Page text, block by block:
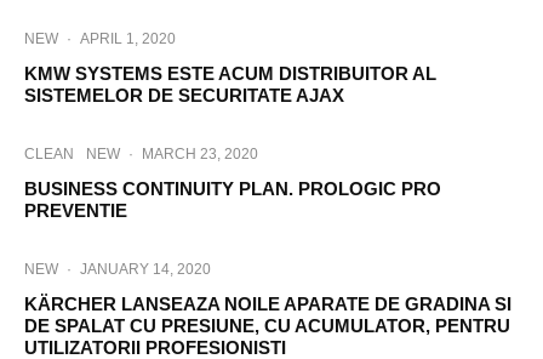
NEW · APRIL 1, 2020
KMW SYSTEMS ESTE ACUM DISTRIBUITOR AL
SISTEMELOR DE SECURITATE AJAX
CLEAN NEW · MARCH 23, 2020
BUSINESS CONTINUITY PLAN. PROLOGIC PRO
PREVENTIE
NEW · JANUARY 14, 2020
KÄRCHER LANSEAZA NOILE APARATE DE GRADINA SI
DE SPALAT CU PRESIUNE, CU ACUMULATOR, PENTRU
UTILIZATORII PROFESIONISTI